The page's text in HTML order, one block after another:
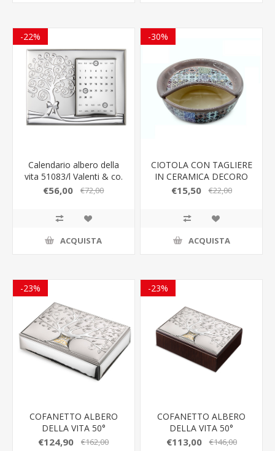
-22%
Calendario albero della
vita 51083/l Valenti & co.
€56,00 €72,00
ACQUISTA
-30%
CIOTOLA CON TAGLIERE
IN CERAMICA DECORO
DEA GRIGIO
€15,50 €22,00
ACQUISTA
-23%
COFANETTO ALBERO
DELLA VITA 50°
ARGENTO VALENTI & CO
€124,90 €162,00
-23%
COFANETTO ALBERO
DELLA VITA 50°
ARGENTO VALENTI & CO
€113,00 €146,00